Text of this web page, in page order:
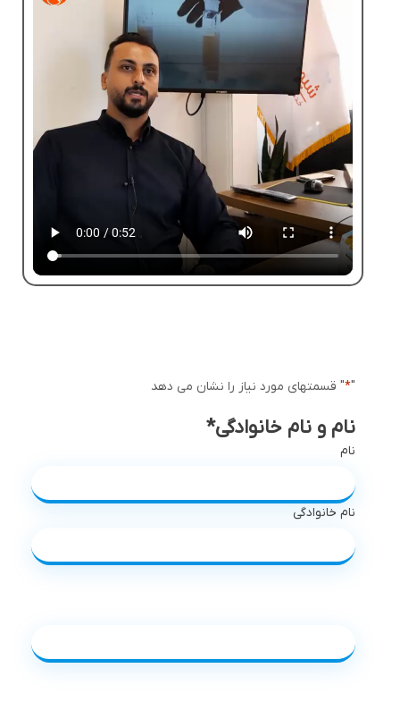
"
*" قسمتهای مورد نیاز را نشان می دهد
نام و نام خانوادگی*
نام
نام خانوادگی